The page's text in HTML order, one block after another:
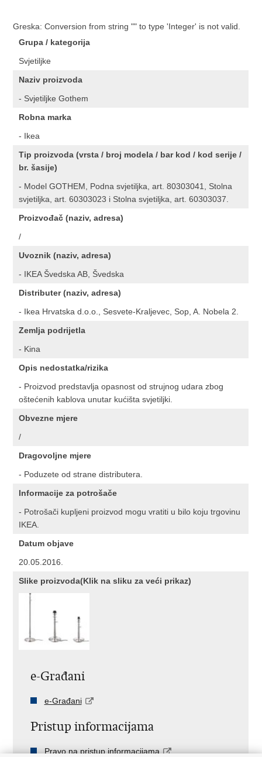
Greska: Conversion from string "" to type 'Integer' is not valid.
Grupa / kategorija
Svjetiljke
Naziv proizvoda
- Svjetiljke Gothem
Robna marka
- Ikea
Tip proizvoda (vrsta / broj modela / bar kod / kod serije /
br. šasije)
- Model GOTHEM, Podna svjetiljka, art. 80303041, Stolna
svjetiljka, art. 60303023 i Stolna svjetiljka, art. 60303037.
Proizvođač (naziv, adresa)
/
Uvoznik (naziv, adresa)
- IKEA Švedska AB, Švedska
Distributer (naziv, adresa)
- Ikea Hrvatska d.o.o., Sesvete-Kraljevec, Sop, A. Nobela 2.
Zemlja podrijetla
- Kina
Opis nedostatka/rizika
- Proizvod predstavlja opasnost od strujnog udara zbog
oštećenih kablova unutar kućišta svjetiljki.
Obvezne mjere
/
Dragovoljne mjere
- Poduzete od strane distributera.
Informacije za potrošače
- Potrošači kupljeni proizvod mogu vratiti u bilo koju trgovinu
IKEA.
Datum objave
20.05.2016.
Slike proizvoda(Klik na sliku za veći prikaz)
e-Građani
e-Građani
Pristup informacijama
Pravo na pristup informacijama